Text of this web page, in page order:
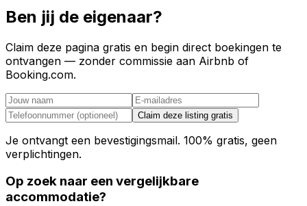
Ben jij de eigenaar?
Claim deze pagina gratis en begin direct boekingen te
ontvangen — zonder commissie aan Airbnb of
Booking.com.
Claim deze listing gratis
Je ontvangt een bevestigingsmail. 100% gratis, geen
verplichtingen.
Op zoek naar een vergelijkbare
accommodatie?